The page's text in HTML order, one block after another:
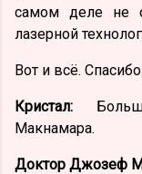
самом деле не
лазерной
Вот и всё. Спасибо.
Кристал:
Макнамара.
Доктор Джозеф